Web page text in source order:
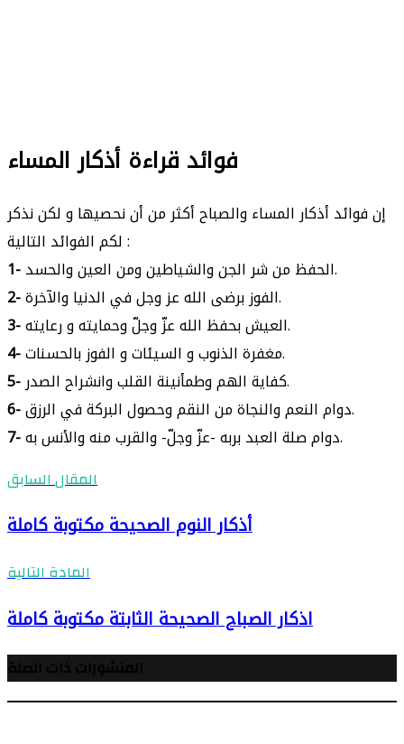
فوائد قراءة أذكار المساء
إن فوائد أذكار المساء والصباح أكثر من أن نحصيها و لكن نذكر
لكم الفوائد التالية :
1-
الحفظ من شر الجن والشياطين ومن العين والحسد.
2-
الفوز برضى الله عز وجل في الدنيا والآخرة.
3-
العيش بحفظ الله عزّ وجلّ وحمايته و رعايته.
4-
مغفرة الذنوب و السيئات و الفوز بالحسنات.
5-
كفاية الهم وطمأنينة القلب وانشراح الصدر.
6-
دوام النعم والنجاة من النقم وحصول البركة في الرزق.
7-
دوام صلة العبد بربه -عزّ وجلّ- والقرب منه والأنس به.
المقال السابق
أذكار النوم الصحيحة مكتوبة كاملة
المادة التالية
اذكار الصباح الصحيحة الثابتة مكتوبة كاملة